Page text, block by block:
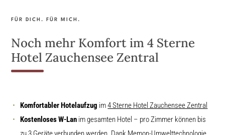
FÜR DICH. FÜR MICH.
Noch mehr Komfort im 4 Sterne
Hotel Zauchensee Zentral
Komfortabler Hotelaufzug im4 Sterne Hotel Zauchensee Zentral
Kostenloses W-Lan im gesamten Hotel – pro Zimmer können bis